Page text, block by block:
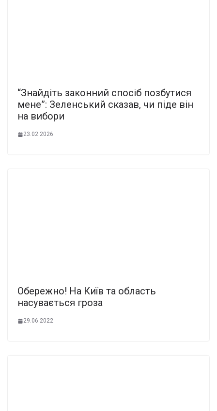
“Знайдіть законний спосіб позбутися
мене”: Зеленський сказав, чи піде він
на вибори
23.02.2026
Обережно! На Київ та область
насувається гроза
29.06.2022